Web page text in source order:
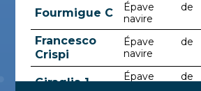
Fourmigue C
Épave de
navire
Francesco
Crispi
Épave de
navire
Giraglia 1
Épave de